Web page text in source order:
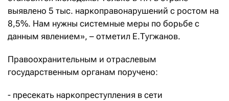
выявлено 5 тыс. наркоправонарушений с ростом на
8,5%. Нам нужны системные меры по борьбе с
данным явлением», – отметил Е.Тугжанов.
Правоохранительным и отраслевым
государственным органам поручено:
- пресекать наркопреступления в сети